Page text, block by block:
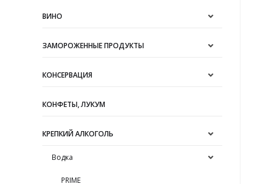
ВИНО
ЗАМОРОЖЕННЫЕ ПРОДУКТЫ
КОНСЕРВАЦИЯ
КОНФЕТЫ, ЛУКУМ
КРЕПКИЙ АЛКОГОЛЬ
Водка
PRIME